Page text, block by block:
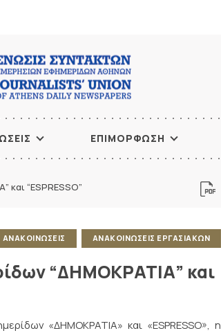
ΕΠΙΜΟΡΦΩΣΗ
“ESPRESSO”
ΑΝΑΚΟΙΝΩΣΕΙΣ ΑΝΑΚΟΙΝΩΣΕΙΣ ΕΡΓΑΣΙΑΚΩΝ
“ΔΗΜΟΚΡΑΤΙΑ” και
«ΔΗΜΟΚΡΑΤΙΑ» και «ESPRESSO», η